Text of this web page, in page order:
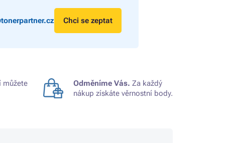
Chci se zeptat
můžete
Odměníme Vás. Za každý
nákup získáte věrnostní body.